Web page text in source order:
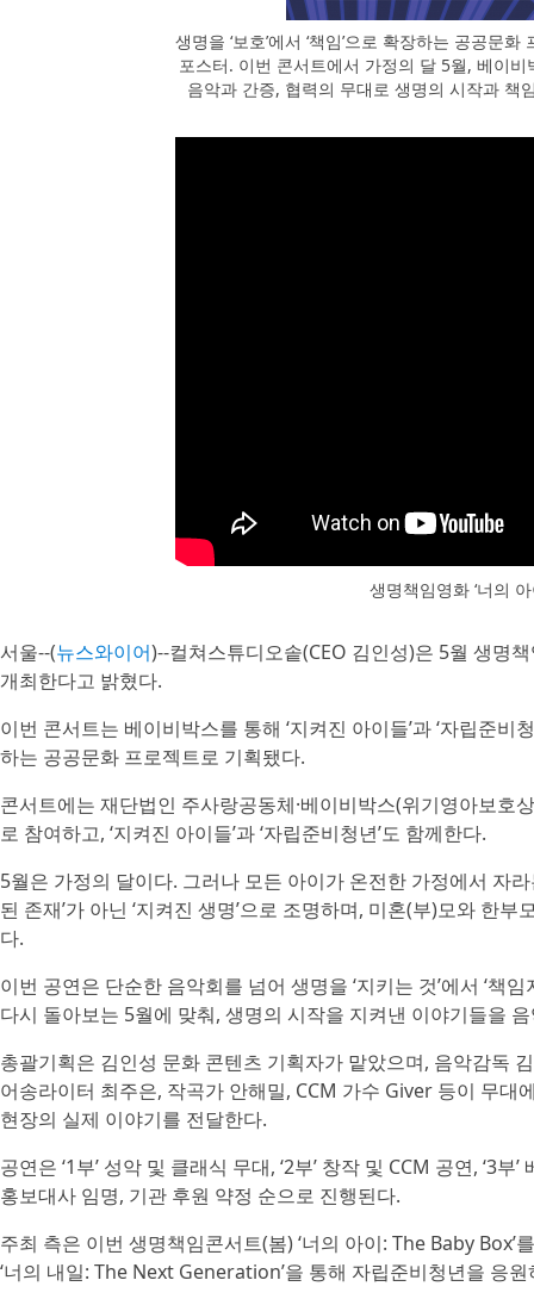
생명을 ‘보호’에서 ‘책임’으로 확장하는 공공문
포스터. 이번 콘서트에서 가정의 달 5월, 베이
음악과 간증, 협력의 무대로 생명의 시작과 책
생명책임영화 ‘너의
서울--(뉴스와이어)--컬쳐스튜디오솥(CEO 김인성)은 5월 생명
개최한다고 밝혔다.
이번 콘서트는 베이비박스를 통해 ‘지켜진 아이들’과 ‘자립준
하는 공공문화 프로젝트로 기획됐다.
콘서트에는 재단법인 주사랑공동체·베이비박스(위기영아보
로 참여하고, ‘지켜진 아이들’과 ‘자립준비청년’도 함께한다.
5월은 가정의 달이다. 그러나 모든 아이가 온전한 가정에서 자
된 존재’가 아닌 ‘지켜진 생명’으로 조명하며, 미혼(부)모와 한
다.
이번 공연은 단순한 음악회를 넘어 생명을 ‘지키는 것’에서 ‘책
다시 돌아보는 5월에 맞춰, 생명의 시작을 지켜낸 이야기들을
총괄기획은 김인성 문화 콘텐츠 기획자가 맡았으며, 음악감독
어송라이터 최주은, 작곡가 안해밀, CCM 가수 Giver 등이 무
현장의 실제 이야기를 전달한다.
공연은 ‘1부’ 성악 및 클래식 무대, ‘2부’ 창작 및 CCM 공연, ‘3
홍보대사 임명, 기관 후원 약정 순으로 진행된다.
주최 측은 이번 생명책임콘서트(봄) ‘너의 아이: The Baby
‘너의 내일: The Next Generation’을 통해 자립준비청년을 응